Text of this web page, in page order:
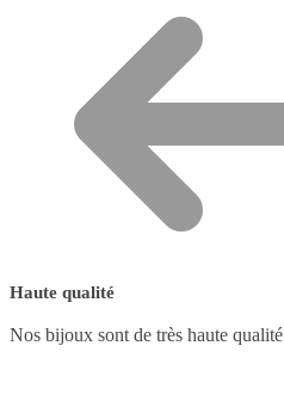
Haute qualité
Nos bijoux sont de très haute qualité